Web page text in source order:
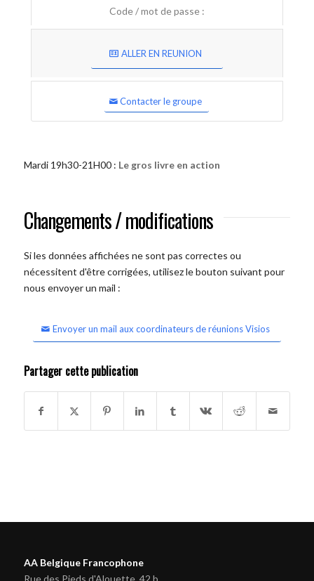
Code / mot de passe :
ALLER EN REUNION
Contacter le groupe
Mardi 19h30-21H00 : Le gros livre en action
Changements / modifications
Si les données affichées ne sont pas correctes ou
nécessitent d'être corrigées, utilisez le bouton suivant pour
nous envoyer un mail :
Envoyer un mail aux coordinateurs de réunions Visios
Partager cette publication
AA Belgique Francophone
Rue des Pieds d'Alouette, 42 b